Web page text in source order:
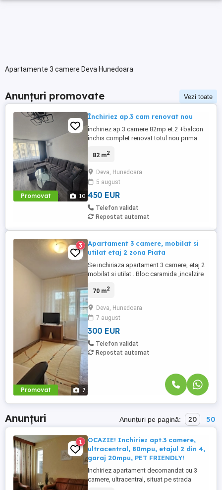
Apartamente 3 camere Deva Hunedoara
Anunțuri promovate Vezi toate
Promovat 10
Închiriez ap.3 cam renovat nou
închiriez ap 3 camere 82mp et.2 +balcon
închis complet renovat totul nou prima
1 septembrie pe perioadă lungă, 450
poze lăsați msj. Nu sunt agenție.
82 m2
Deva, Hunedoara
5 august
450 EUR
Telefon validat
Repostat automat
Promovat 7
3
Apartament 3 camere, mobilat si
utilat etaj 2 zona Piata
Se inchiriaza apartament 3 camere, etaj 2
mobilat si utilat . Bloc caramida ,incalzire
poate ocupa imediat
70 m2
Deva, Hunedoara
7 august
300 EUR
Telefon validat
Repostat automat
Anunțuri Anunțuri pe pagină: 20 50
1
OCAZIE! Inchiriez apt.3 camere,
ultracentral, 80mpu, etajul 2 din 4,
garaj 20mpu, PET FRIENDLY!
Inchiriez apartament decomandat cu 3
camere, ultracentral, situat pe strada